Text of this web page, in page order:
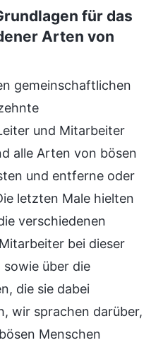
für das
Arten von
gemeinschaftlichen
und Mitarbeiter
alle Arten von bösen
und entferne oder
letzten Male hielten
verschiedenen
bei dieser
über die
die sie dabei
wir sprachen darüber,
Menschen